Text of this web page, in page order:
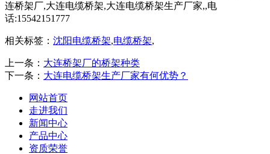
连桥架厂,大连电缆桥架,大连电缆桥架生产厂家,,电
话:15542151777
相关标签： 沈阳电缆桥架,电缆桥架,
上一条： 大连桥架厂的桥架种类
下一条： 大连电缆桥架生产厂家有何优势？
网站首页
走进我们
新闻中心
产品中心
资质荣誉